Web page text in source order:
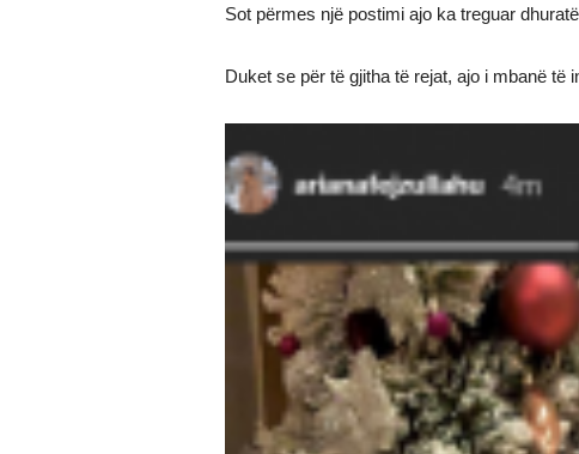
Sot përmes një postimi ajo ka treguar
Duket se për të gjitha të rejat, ajo i mbanë të